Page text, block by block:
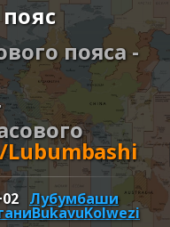
пояса -
Лубумбаши
BukavuKolwezi